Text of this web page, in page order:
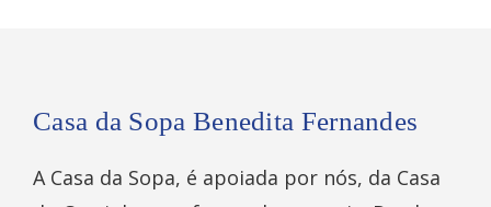
Casa da Sopa Benedita Fernandes
A Casa da Sopa, é apoiada por nós, da Casa